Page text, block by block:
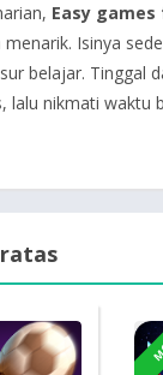
Easy
Isinya
belajar. Tinggal
lalu nikmati waktu